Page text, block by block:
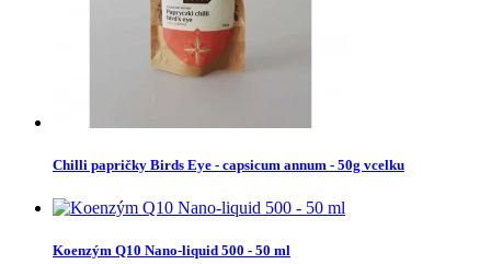
Chilli papričky Birds Eye - capsicum annum - 50g vcelku
Koenzým Q10 Nano-liquid 500 - 50 ml